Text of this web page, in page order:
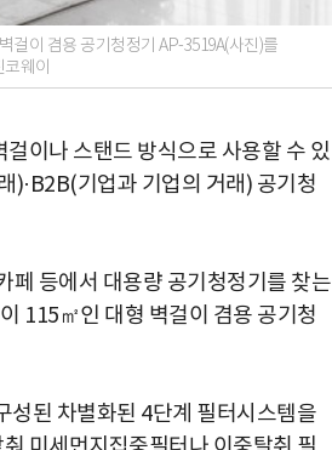
걸이 겸용 공기청정기 AP-3519A(사진)를
웨이
이나 스탠드 방식으로 사용할 수 있
)·B2B(기업과 기업의 거래) 공기청
페 등에서 대용량 공기청정기를 찾는
115㎡인 대형 벽걸이 겸용 공기청
된 차별화된 4단계 필터시스템을